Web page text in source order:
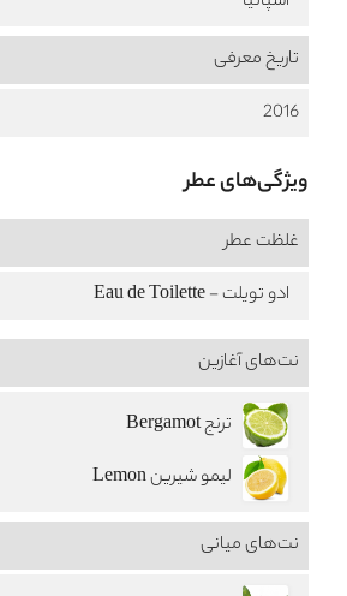
تاریخ معرفی
2016
ویژگی‌های عطر
غلظت عطر
ادو تویلت - Eau de Toilette
نت‌های آغازین
ترنج Bergamot
لیمو شیرین Lemon
نت‌های میانی